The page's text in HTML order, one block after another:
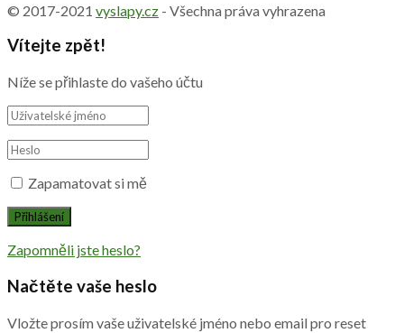
© 2017-2021 vyslapy.cz - Všechna práva vyhrazena
Vítejte zpět!
Níže se přihlaste do vašeho účtu
Zapamatovat si mě
Zapomněli jste heslo?
Načtěte vaše heslo
Vložte prosím vaše uživatelské jméno nebo email pro reset